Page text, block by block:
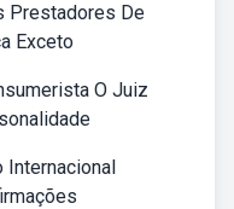
Prestadores De
Exceto
O Juiz
Internacional